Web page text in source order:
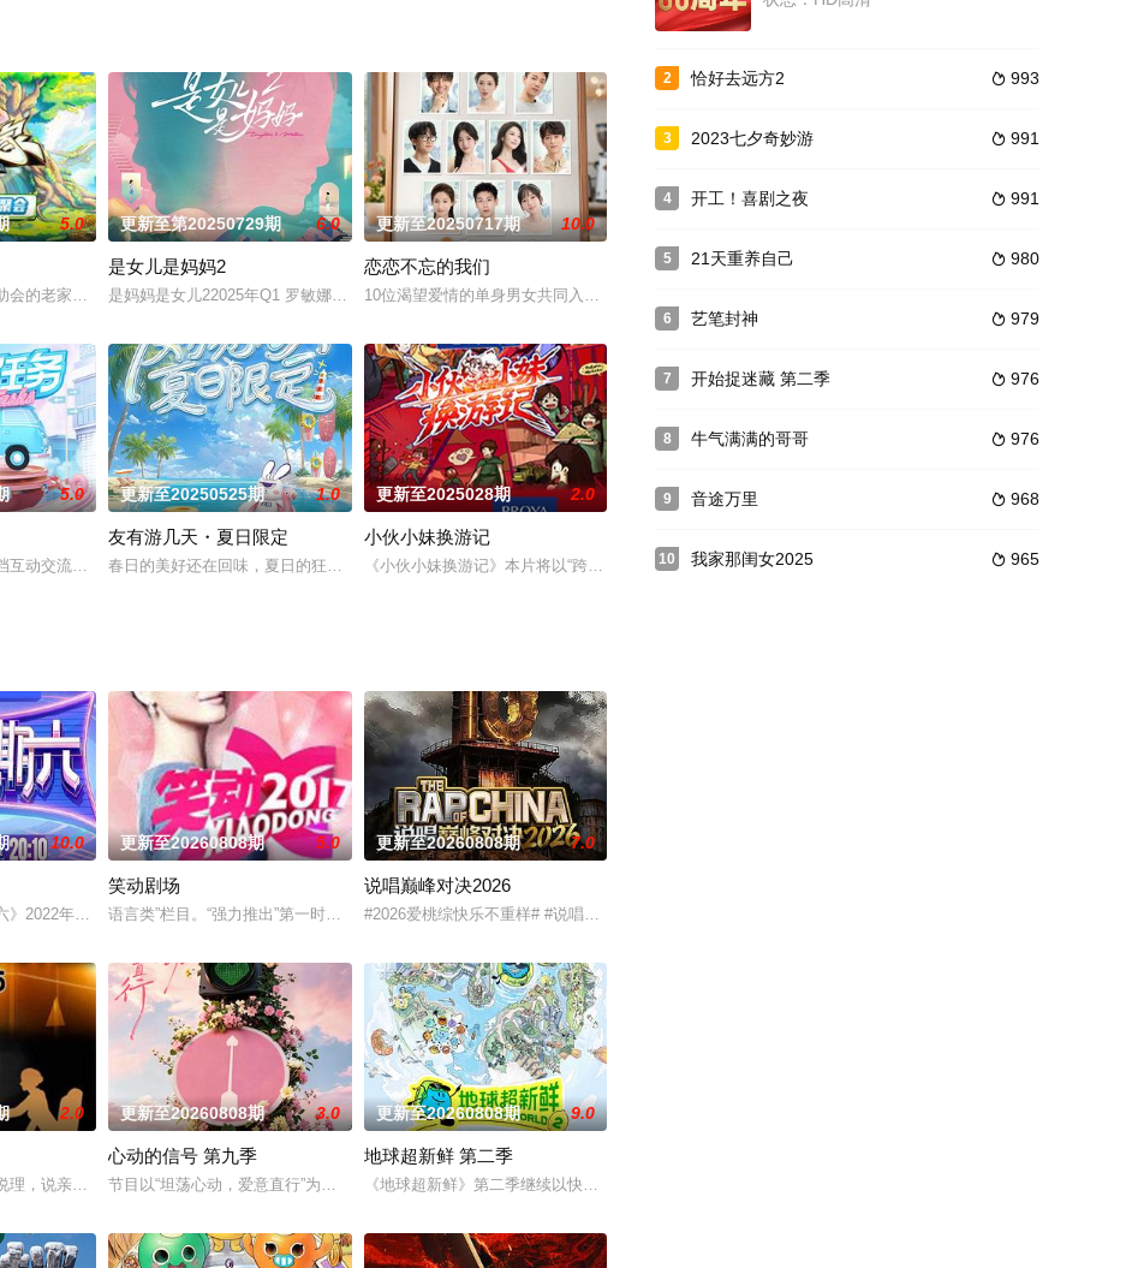
5.0
会的老家庭们齐聚长沙，开展爸爸当家述职汇报，展现过去一年爸爸们的当家变化以
更新至第20250729期 6.0
是女儿是妈妈2
是妈妈是女儿22025年Q1 罗敏娜团队 待定首档聚焦“母女关系”的代际女性情感综艺，节目将邀
更新至20250717期 10.0
恋恋不忘的我们
10位渴望爱情的单身男女共同入住「恋恋小屋」，他们中某些人将与意难平的前任重逢，重新审视自己的
演唱会邀请李克勤、朴树、郑钧三位华语乐
5.0
互动交流节目，通过班车接送艺人上下班的形式，加上轻松愉快的聊天内容，探讨舞
更新至20250525期 1.0
友有游几天・夏日限定
春日的美好还在回味，夏日的狂欢已悄然来袭，一场颠覆现实的冒险在38°C高温中翻腾！工作生活忙碌
更新至2025028期 2.0
小伙小妹换游记
《小伙小妹换游记》本片将以“跨越山海·共情共生”为主题，让“一带一路”合作国家的陌生青年们，相
友，一起到餐厅探店打卡，以真诚、真实、真
10.0
》2022年1月1日起与你相约每周六20：10！你好星期六，精彩看不够！
更新至20260808期 5.0
笑动剧场
语言类”栏目。“强力推出”第一时段，独创“幽默评书”打造北京风格，“坚守稳固”第二时段，坚持有
更新至20260808期 7.0
说唱巅峰对决2026
#2026爱桃综快乐不重样# #说唱十周年巅峰对决#全新升级归来，这次不止比技术，更要玩灵魂共
辽宁卫视唯一一档以报道娱乐动态、解读文化
2.0
理，说亲情。第三调解室是国内第一档具有法律效力的排解矛盾、化解纠纷的电视节
更新至20260808期 3.0
心动的信号 第九季
节目以“坦荡心动，爱意直行”为核心主题，聚焦真诚直白的新式恋爱，告别无效拉扯，走进心动小屋，见
更新至20260808期 9.0
地球超新鲜 第二季
《地球超新鲜》第二季继续以快乐解压为核心基调，开启“地球团”的快乐旅程。节目路线将继续延着地球
2  993
恰好去远方2
3  991
2023七夕奇妙游
4  991
开工！喜剧之夜
5  980
21天重养自己
6  979
艺笔封神
7  976
开始捉迷藏 第二季
8  976
牛气满满的哥哥
9  968
音途万里
10  965
我家那闺女2025